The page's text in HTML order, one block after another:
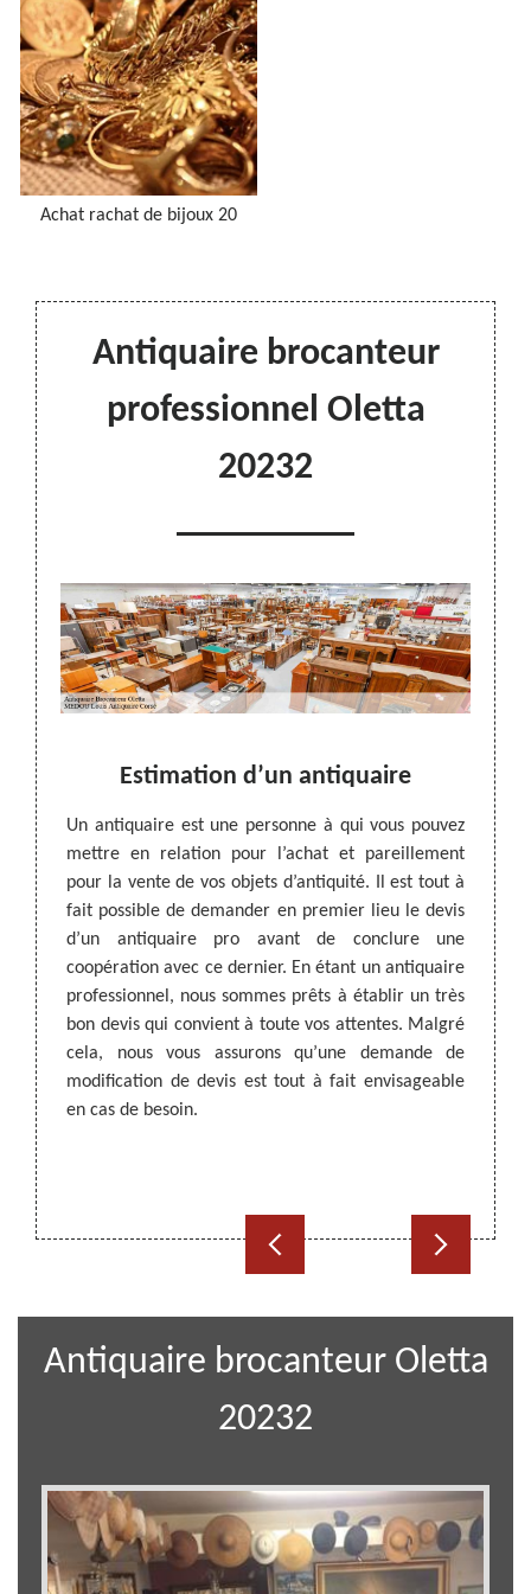
Achat rachat de bijoux 20
Antiquaire brocanteur
professionnel Oletta
20232
n’est
à
pour
Estimation d’un antiquaire
Un antiquaire est une personne à qui vous pouvez
mettre en relation pour l’achat et pareillement
pour la vente de vos objets d’antiquité. Il est tout à
fait possible de demander en premier lieu le devis
d’un antiquaire pro avant de conclure une
coopération avec ce dernier. En étant un antiquaire
professionnel, nous sommes prêts à établir un très
bon devis qui convient à toute vos attentes. Malgré
cela, nous vous assurons qu’une demande de
modification de devis est tout à fait envisageable
en cas de besoin.
La
avec
Pour
nous
prêts
Antiquaire brocanteur Oletta
20232